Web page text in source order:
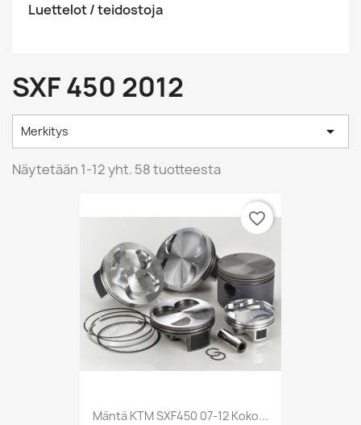
Luettelot / teidostoja
SXF 450 2012
Merkitys 
Näytetään 1-12 yht. 58 tuotteesta
Mäntä KTM SXF450 07-12 Koko...
favorite_border